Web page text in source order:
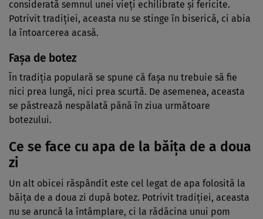
considerată semnul unei vieți echilibrate și fericite.
Potrivit tradiției, aceasta nu se stinge în biserică, ci abia
la întoarcerea acasă.
Fașa de botez
În tradiția populară se spune că fașa nu trebuie să fie
nici prea lungă, nici prea scurtă. De asemenea, aceasta
se păstrează nespălată până în ziua următoare
botezului.
Ce se face cu apa de la băița de a doua
zi
Un alt obicei răspândit este cel legat de apa folosită la
băița de a doua zi după botez. Potrivit tradiției, aceasta
nu se aruncă la întâmplare, ci la rădăcina unui pom